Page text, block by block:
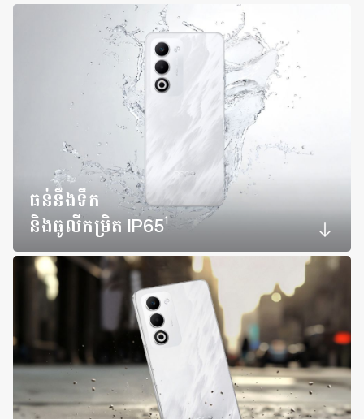
ធន់នឹងទឹក
និងធូលីកម្រិត IP651